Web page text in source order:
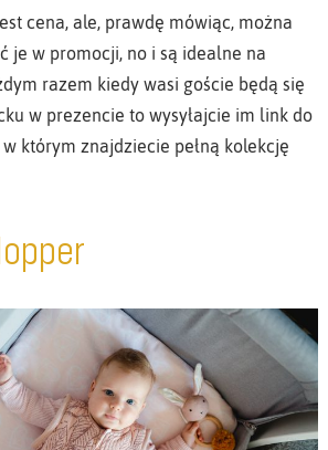
cena, ale, prawdę mówiąc, można
je w promocji, no i są idealne na
razem kiedy wasi goście będą się
w prezencie to wysyłajcie im link do
w którym znajdziecie pełną kolekcję